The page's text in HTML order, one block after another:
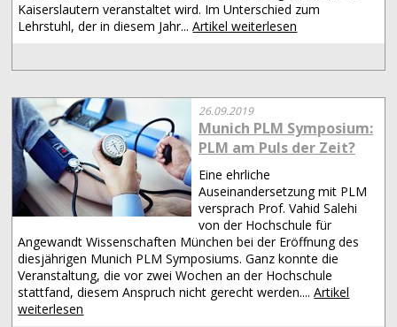
Kaiserslautern veranstaltet wird. Im Unterschied zum
Lehrstuhl, der in diesem Jahr...Artikel weiterlesen
26.09.2019
Munich PLM Symposium:
PLM am Puls der Zeit?
Eine ehrliche
Auseinandersetzung mit PLM
versprach Prof. Vahid Salehi
von der Hochschule für
Angewandt Wissenschaften München bei der Eröffnung des
diesjährigen Munich PLM Symposiums. Ganz konnte die
Veranstaltung, die vor zwei Wochen an der Hochschule
stattfand, diesem Anspruch nicht gerecht werden....Artikel
weiterlesen